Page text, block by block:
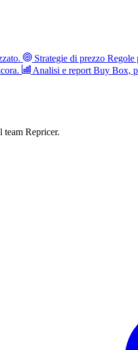
Strategie di prezzo Regole
Analisi e report Buy Box,
Repricer.